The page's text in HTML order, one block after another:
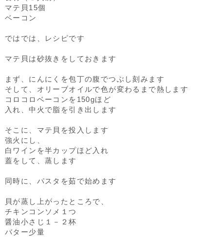
マテ貝15個
ベーコン
ではでは、レシピです
マテ貝は砂抜きをしておきます
まず、にんにくを包丁の腹でつぶし刻みます
そして、オリーブオイルで色が変わるまで熱します
コロコロベーコンを150gほど
入れ、中火で脂を引き出します
そこに、マテ貝を投入します
強火にし、
白ワインを半カップほど入れ
蓋をして、蒸します
同時に、パスタを茹で始めます
貝が蒸し上がったところで、
チキンコンソメ１つ
醤油小さじ１－２杯
バター少量